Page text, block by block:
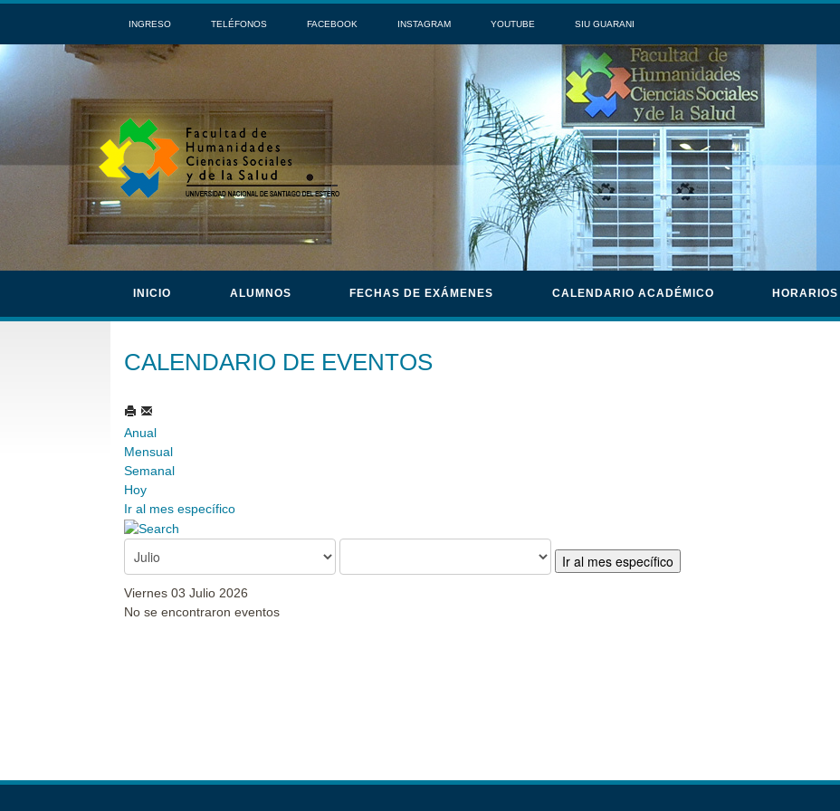
INGRESO TELÉFONOS FACEBOOK INSTAGRAM YOUTUBE SIU GUARANI
INICIO ALUMNOS FECHAS DE EXÁMENES CALENDARIO ACADÉMICO
CALENDARIO DE EVENTOS
Anual
Mensual
Semanal
Hoy
Ir al mes específico
Ir al mes específico
Viernes 03 Julio 2026
No se encontraron eventos